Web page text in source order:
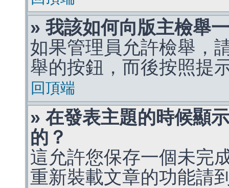
» 我該如何向版主檢舉
如果管理員允許檢舉，
舉的按鈕，而後按照提
回頂端
» 在發表主題的時候顯
的？
這允許您保存一個未完
重新裝載文章的功能請